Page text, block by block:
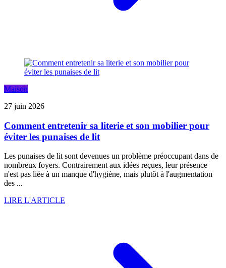
Maison
27 juin 2026
Comment entretenir sa literie et son mobilier pour
éviter les punaises de lit
Les punaises de lit sont devenues un problème préoccupant dans de
nombreux foyers. Contrairement aux idées reçues, leur présence
n'est pas liée à un manque d'hygiène, mais plutôt à l'augmentation
des ...
LIRE L'ARTICLE